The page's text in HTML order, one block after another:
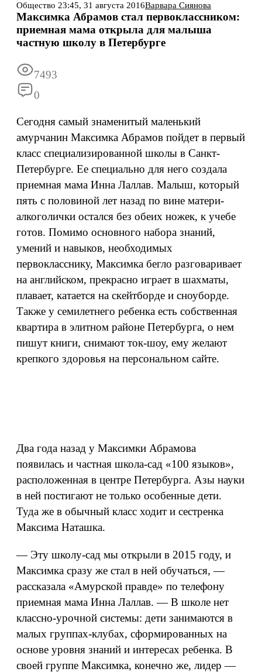
Информация Реклама Все новости
Общество 23:45, 31 августа 2016Варвара Сиянова
Максимка Абрамов стал первоклассником:
приемная мама открыла для малыша
частную школу в Петербурге
7493
0
Сегодня самый знаменитый маленький
амурчанин Максимка Абрамов пойдет в первый
класс специализированной школы в Санкт-
Петербурге. Ее специально для него создала
приемная мама Инна Лаллав. Малыш, который
пять с половиной лет назад по вине матери-
алкоголички остался без обеих ножек, к учебе
готов. Помимо основного набора знаний,
умений и навыков, необходимых
первокласснику, Максимка бегло разговаривает
на английском, прекрасно играет в шахматы,
плавает, катается на скейтборде и сноуборде.
Также у семилетнего ребенка есть собственная
квартира в элитном районе Петербурга, о нем
пишут книги, снимают ток-шоу, ему желают
крепкого здоровья на персональном сайте.
Два года назад у Максимки Абрамова
появилась и частная школа-сад «100 языков»,
расположенная в центре Петербурга. Азы науки
в ней постигают не только особенные дети.
Туда же в обычный класс ходит и сестренка
Максима Наташка.
— Эту школу-сад мы открыли в 2015 году, и
Максимка сразу же стал в ней обучаться, —
рассказала «Амурской правде» по телефону
приемная мама Инна Лаллав. — В школе нет
классно-урочной системы: дети занимаются в
малых группах-клубах, сформированных на
основе уровня знаний и интересах ребенка. В
своей группе Максимка, конечно же, лидер —